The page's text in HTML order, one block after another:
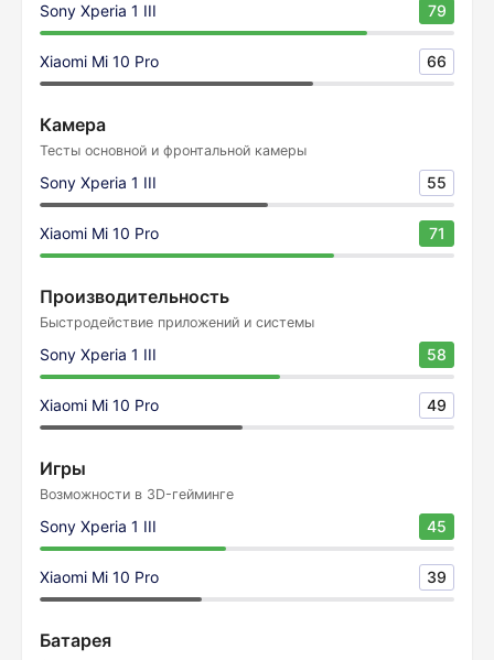
Sony Xperia 1 III 79
Xiaomi Mi 10 Pro 66
Камера
Тесты основной и фронтальной камеры
Sony Xperia 1 III 55
Xiaomi Mi 10 Pro 71
Производительность
Быстродействие приложений и системы
Sony Xperia 1 III 58
Xiaomi Mi 10 Pro 49
Игры
Возможности в 3D-гейминге
Sony Xperia 1 III 45
Xiaomi Mi 10 Pro 39
Батарея